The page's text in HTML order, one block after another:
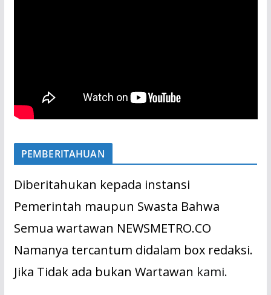
PEMBERITAHUAN
Diberitahukan kepada instansi
Pemerintah maupun Swasta Bahwa
Semua wartawan NEWSMETRO.CO
Namanya tercantum didalam box redaksi.
Jika Tidak ada bukan Wartawan kami.